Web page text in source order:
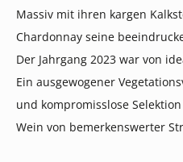
Massiv mit ihren kargen
Chardonnay seine
Der Jahrgang 2023 war von
Ein ausgewogener
und kompromisslose
Wein von bemerkenswerter